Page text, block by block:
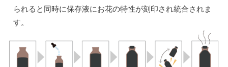
られると同時に保存液にお花の特性が刻印され統合されま
す。